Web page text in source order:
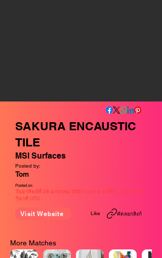
SAKURA ENCAUSTIC
TILE
MSI Surfaces
Posted by:
Tom
Posted on:
วันอาทิตย์ที่ 28 มกราคม 2567 เวลา 0 นาฬิกา 18 นาที 14
วินาที UTC
Visit Website Like คัดลอกลิงก์
More Matches